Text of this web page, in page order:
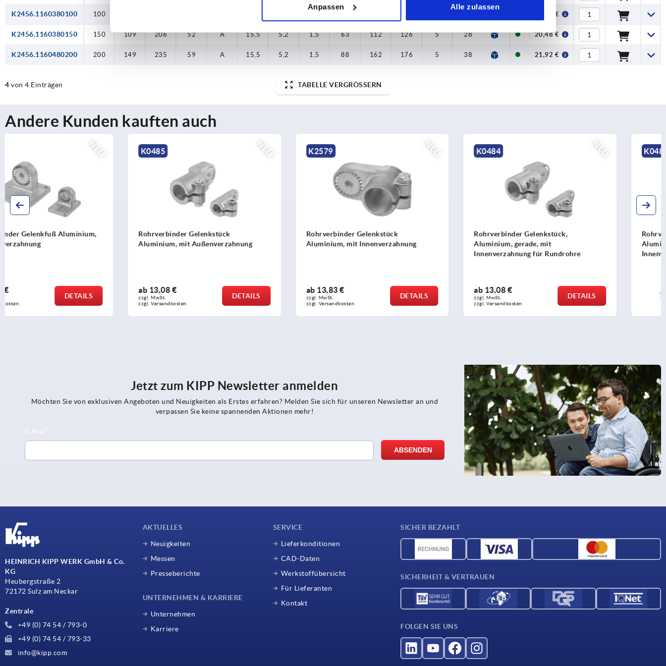
Anpassen Alle zulassen
K2456.1160380100 100 10 38
18,88 €
K2456.1160380150 150 109 206 52 A 15,5 5,2 1,5 63 112 126 5 28 6 12 10 38
20,48 €
K2456.1160480200 200 149 235 59 A 15,5 5,2 1,5 88 162 176 5 38 10 14 48
21,92 €
4 von 4 Einträgen TABELLE VERGRÖSSERN
Andere Kunden kauften auch
NEU
Rohrverbinder Gelenkstück
Aluminium, mit Außenverzahnung
zzgl. Versandkosten
NEU
Rohrverbinder Gelenkstück
Aluminium, mit Innenverzahnung
zzgl. Versandkosten
NEU
Rohrverbinder Gelenkstück,
Aluminium, gerade, mit
zzgl. Versandkosten
NEU
Rohrverbinder Gelenkstück,
Aluminium, T-Stück, mit
Innenverzahnung für Rundrohre
zzgl. Versandkosten
Jetzt zum KIPP Newsletter anmelden
Möchten Sie von exklusiven Angeboten und Neuigkeiten als Erstes erfahren? Melden Sie sich für unseren Newsletter an und
verpassen Sie keine spannenden Aktionen mehr!
HEINRICH KIPP WERK GmbH & Co.
KG
Heubergstraße 2
72172 Sulz am Neckar
Zentrale
+49 (0) 74 54 / 793-0
+49 (0) 74 54 / 793-33
info@kipp.com
AKTUELLES
Neuigkeiten
Messen
Presseberichte
UNTERNEHMEN & KARRIERE
Unternehmen
Karriere
SERVICE
Lieferkonditionen
CAD-Daten
Werkstoffübersicht
Für Lieferanten
Kontakt
SICHER BEZAHLT
SICHERHEIT & VERTRAUEN
FOLGEN SIE UNS